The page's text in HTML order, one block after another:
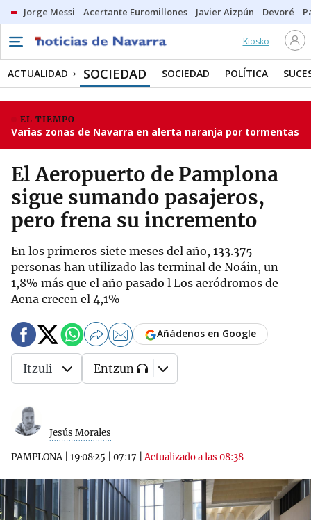
Jorge Messi Acertante Euromillones Javier Aizpún Devoré
Kiosko
ACTUALIDAD SOCIEDAD SOCIEDAD POLÍTICA
EL TIEMPO
Varias zonas de Navarra en alerta naranja por tormentas
El Aeropuerto de Pamplona
sigue sumando pasajeros,
pero frena su incremento
En los primeros siete meses del año, 133.375
personas han utilizado las terminal de Noáin, un
1,8% más que el año pasado l Los aeródromos de
Aena crecen el 4,1%
Jesús Morales
PAMPLONA| 19·08·25 07:17 |Actualizado a las 08:38
Añádenos en Google
Itzuli Entzun